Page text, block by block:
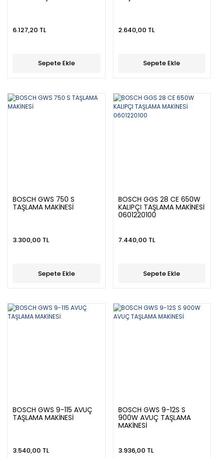
6.127,20 TL
Sepete Ekle
2.640,00 TL
Sepete Ekle
BOSCH GWS 750 S
TAŞLAMA MAKİNESİ
3.300,00 TL
Sepete Ekle
BOSCH GGS 28 CE 650W
KALIPÇI TAŞLAMA MAKİNESİ
0601220100
7.440,00 TL
Sepete Ekle
BOSCH GWS 9-115 AVUÇ
TAŞLAMA MAKİNESİ
3.540,00 TL
BOSCH GWS 9-12S S
900W AVUÇ TAŞLAMA
MAKİNESİ
3.936,00 TL